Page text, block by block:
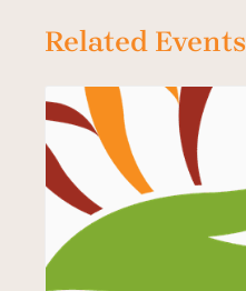
Related Events